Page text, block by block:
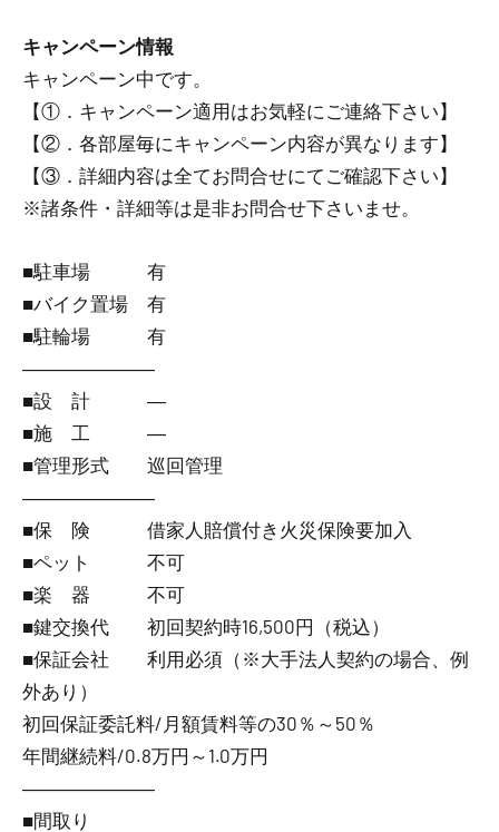
キャンペーン情報
キャンペーン中です。
【①．キャンペーン適用はお気軽にご連絡下さい】
【②．各部屋毎にキャンペーン内容が異なります】
【③．詳細内容は全てお問合せにてご確認下さい】
※諸条件・詳細等は是非お問合せ下さいませ。
■駐車場 有
■バイク置場 有
■駐輪場 有
―――――――
■設 計 ―
■施 工 ―
■管理形式 巡回管理
―――――――
■保 険 借家人賠償付き火災保険要加入
■ペット 不可
■楽 器 不可
■鍵交換代 初回契約時16,500円（税込）
■保証会社 利用必須（※大手法人契約の場合、例
外あり）
初回保証委託料/月額賃料等の30％～50％
年間継続料/0.8万円～1.0万円
―――――――
■間取り